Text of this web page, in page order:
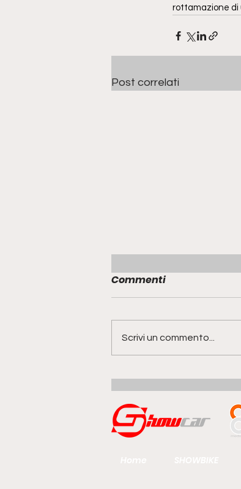
rottamazione di
Post correlati
Range Rover GT | la
anima della
guarda al futuro del
turismo
Commenti
Scrivi un commento...